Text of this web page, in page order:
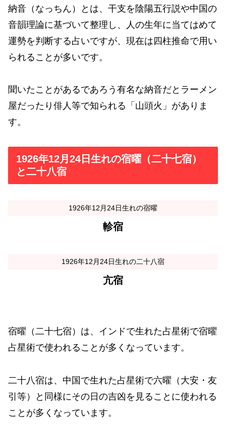
納音（なっちん）とは、干支を陰陽五行説や中国の
音韻理論に基づいて整理し、人の生年に当てはめて
運勢を判断する占いですが、現在は四柱推命で用い
られることが多いです。
聞いたことがあるであろう有名な納音だとラーメン
屋だったり俳人等で知られる「山頭火」がありま
す。
1926年12月24日生れの宿曜（二十七宿）
と二十八宿
1926年12月24日生れの宿曜
軫宿
1926年12月24日生れの二十八宿
亢宿
宿曜（二十七宿）は、インドで生れた占星術で宿曜
占星術で使われることが多くなっています。
二十八宿は、中国で生れた占星術で六曜（大安・友
引等）と同様にその日の吉凶を見ることに使われる
ことが多くなっています。